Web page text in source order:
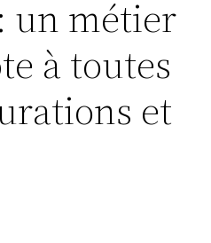
un métier
à toutes
et